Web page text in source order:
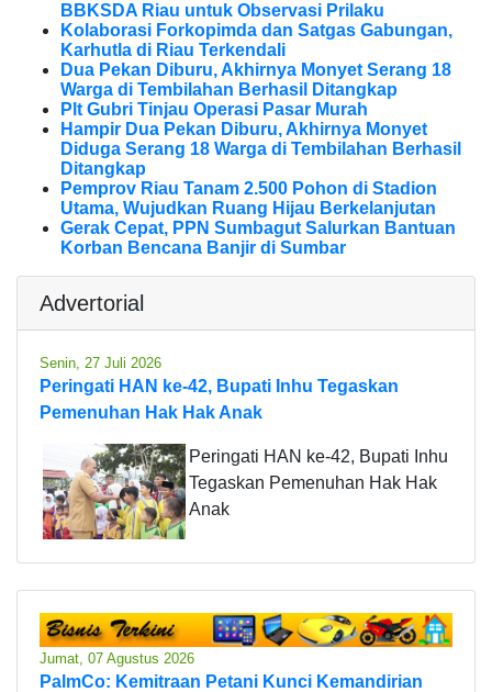
BBKSDA Riau untuk Observasi Prilaku
Kolaborasi Forkopimda dan Satgas Gabungan,
Karhutla di Riau Terkendali
Dua Pekan Diburu, Akhirnya Monyet Serang 18
Warga di Tembilahan Berhasil Ditangkap
Plt Gubri Tinjau Operasi Pasar Murah
Hampir Dua Pekan Diburu, Akhirnya Monyet
Diduga Serang 18 Warga di Tembilahan Berhasil
Ditangkap
Pemprov Riau Tanam 2.500 Pohon di Stadion
Utama, Wujudkan Ruang Hijau Berkelanjutan
Gerak Cepat, PPN Sumbagut Salurkan Bantuan
Korban Bencana Banjir di Sumbar
Advertorial
Senin, 27 Juli 2026
Peringati HAN ke-42, Bupati Inhu Tegaskan
Pemenuhan Hak Hak Anak
Peringati HAN ke-42, Bupati Inhu
Tegaskan Pemenuhan Hak Hak
Anak
Jumat, 07 Agustus 2026
PalmCo: Kemitraan Petani Kunci Kemandirian